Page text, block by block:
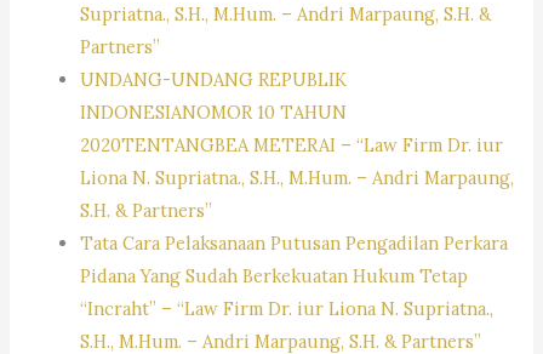
Supriatna., S.H., M.Hum. – Andri Marpaung, S.H. &
Partners”
UNDANG-UNDANG REPUBLIK
INDONESIANOMOR 10 TAHUN
2020TENTANGBEA METERAI – “Law Firm Dr. iur
Liona N. Supriatna., S.H., M.Hum. – Andri Marpaung,
S.H. & Partners”
Tata Cara Pelaksanaan Putusan Pengadilan Perkara
Pidana Yang Sudah Berkekuatan Hukum Tetap
“Incraht” – “Law Firm Dr. iur Liona N. Supriatna.,
S.H., M.Hum. – Andri Marpaung, S.H. & Partners”